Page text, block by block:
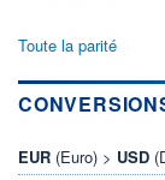
Toute la parité
EUR (Euro) > USD